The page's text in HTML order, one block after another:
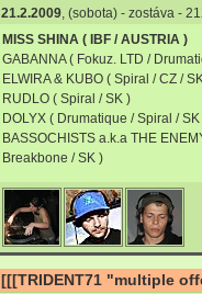
21.2.2009 , (sobota) - zostáva -
MISS SHINA ( IBF / AUSTRIA )
GABANNA ( Fokuz. LTD /
ELWIRA & KUBO ( Spiral / CZ /
RUDLO ( Spiral / SK )
DOLYX ( Drumatique / Spiral / SK
BASSOCHISTS a.k.a THE
Breakbone / SK )
[[[TRIDENT71 "multiple